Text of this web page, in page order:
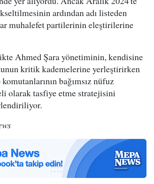
ardından adı listeden
muhalefet partilerinin eleştirilerine
Ahmed Şara yönetiminin, kendisine
kritik kademelerine yerleştirirken
bağımsız nüfuz
olarak tasfiye etme stratejisini